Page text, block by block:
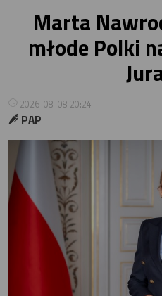
Marta
młode Polki
2026-08-08 20:24
PAP